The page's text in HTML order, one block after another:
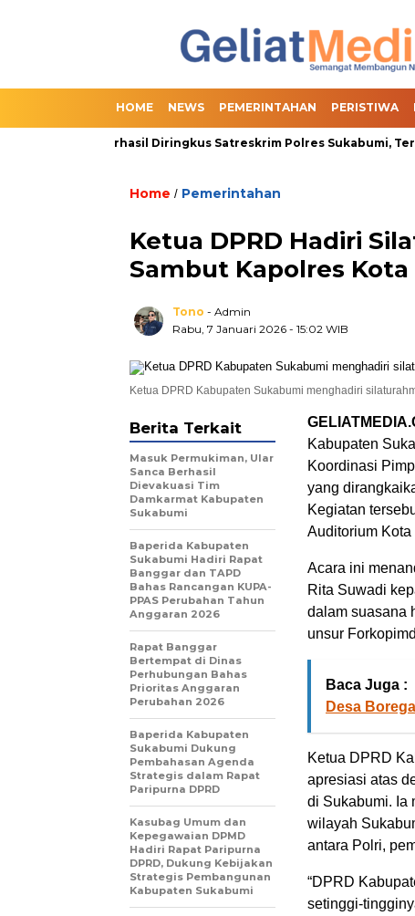
HOME NEWS PEMERINTAHAN PERISTIWA
Slot Berhasil Diringkus Satreskrim Polres Sukabumi,
Home / Pemerintahan
Ketua DPRD Hadiri
Sambut Kapolres
Tono - Admin
Rabu, 7 Januari 2026 - 15:02 WIB
Ketua DPRD Kabupaten Sukabumi menghadiri
Kabupaten
Koordinasi
yang
Kegiatan
Auditorium Kota
Acara ini
Rita Suwadi
dalam suasana
unsur
Baca Juga :
Desa
Ketua DPRD
apresiasi atas
di Sukabumi. Ia
wilayah
antara Polri,
“DPRD
setinggi-
Berita Terkait
Masuk Permukiman, Ular
Sanca Berhasil
Dievakuasi Tim
Damkarmat Kabupaten
Sukabumi
Baperida Kabupaten
Sukabumi Hadiri Rapat
Banggar dan TAPD
Bahas Rancangan KUPA-
PPAS Perubahan Tahun
Anggaran 2026
Rapat Banggar
Bertempat di Dinas
Perhubungan Bahas
Prioritas Anggaran
Perubahan 2026
Baperida Kabupaten
Sukabumi Dukung
Pembahasan Agenda
Strategis dalam Rapat
Paripurna DPRD
Kasubag Umum dan
Kepegawaian DPMD
Hadiri Rapat Paripurna
DPRD, Dukung Kebijakan
Strategis Pembangunan
Kabupaten Sukabumi